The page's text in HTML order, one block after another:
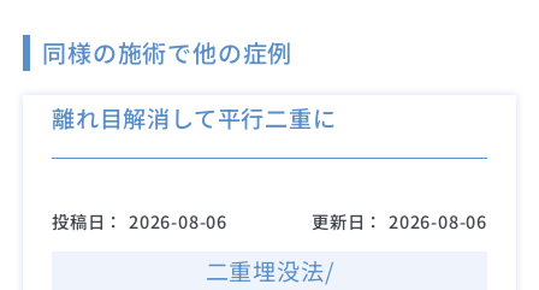
同様の施術で他の症例
離れ目解消して平行二重に
投稿日： 2026-08-06 更新日： 2026-08-06
二重埋没法/